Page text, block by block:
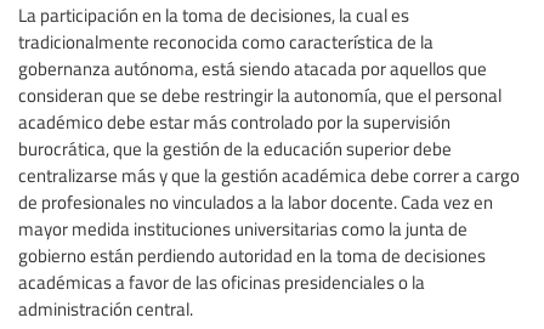
La participación en la toma de decisiones, la cual es
tradicionalmente reconocida como característica de la
gobernanza autónoma, está siendo atacada por aquellos que
consideran que se debe restringir la autonomía, que el personal
académico debe estar más controlado por la supervisión
burocrática, que la gestión de la educación superior debe
centralizarse más y que la gestión académica debe correr a cargo
de profesionales no vinculados a la labor docente. Cada vez en
mayor medida instituciones universitarias como la junta de
gobierno están perdiendo autoridad en la toma de decisiones
académicas a favor de las oficinas presidenciales o la
administración central.